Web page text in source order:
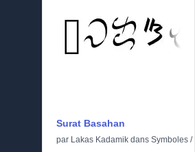
Surat Basahan
par Lakas Kadamik dans Symboles /